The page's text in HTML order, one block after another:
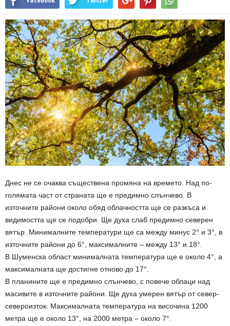
Днес не се очаква съществена промяна на времето. Над по-
голямата част от страната ще е предимно слънчево. В
източните райони около обяд облачността ще се разкъса и
видимостта ще се подобри. Ще духа слаб предимно северен
вятър. Минималните температури ще са между минус 2° и 3°, в
източните райони до 6°, максималните – между 13° и 18°.
В Шуменска област минималната температура ще е около 4°, а
максималната ще достигне отново до 17°.
В планините ще е предимно слънчево, с повече облаци над
масивите в източните райони. Ще духа умерен вятър от север-
североизток. Максималната температура на височина 1200
метра ще е около 13°, на 2000 метра – около 7°.